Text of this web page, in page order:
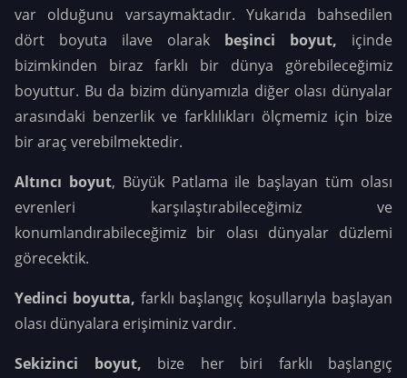
var olduğunu varsaymaktadır. Yukarıda bahsedilen
dört boyuta ilave olarak beşinci boyut, içinde
bizimkinden biraz farklı bir dünya görebileceğimiz
boyuttur. Bu da bizim dünyamızla diğer olası dünyalar
arasındaki benzerlik ve farklılıkları ölçmemiz için bize
bir araç verebilmektedir.
Altıncı boyut, Büyük Patlama ile başlayan tüm olası
evrenleri karşılaştırabileceğimiz ve
konumlandırabileceğimiz bir olası dünyalar düzlemi
görecektik.
Yedinci boyutta, farklı başlangıç koşullarıyla başlayan
olası dünyalara erişiminiz vardır.
Sekizinci boyut, bize her biri farklı başlangıç